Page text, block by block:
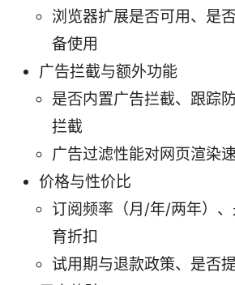
浏览器扩展是否可用、是
备使用
广告拦截与额外功能
是否内置广告拦截、跟踪
拦截
广告过滤性能对网页渲染
价格与性价比
订阅频率（月/年/两年）
育折扣
试用期与退款政策、是否